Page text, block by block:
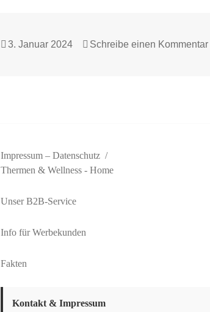
Veröffentlicht
3. Januar 2024 Schreibe einen Kommentar
Impressum – Datenschutz
Thermen & Wellness - Home
Unser B2B-Service
Info für Werbekunden
Fakten
Kontakt & Impressum